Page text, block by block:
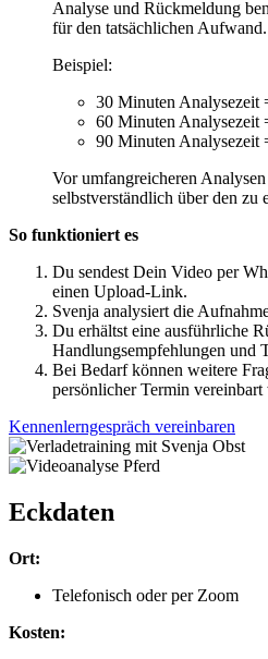
Analyse und Rückmeldung
für den tatsächlichen Aufwand.
Beispiel:
30 Minuten Analysezeit
60 Minuten Analysezeit
90 Minuten Analysezeit
Vor umfangreicheren
selbstverständlich über den zu
So funktioniert es
Du sendest Dein Video per
einen Upload-Link.
Svenja analysiert die
Du erhältst eine ausführliche
Handlungsempfehlungen und
Bei Bedarf können weitere
persönlicher Termin vereinbart
Kennenlerngespräch vereinbaren
Eckdaten
Ort:
Telefonisch oder per Zoom
Kosten: